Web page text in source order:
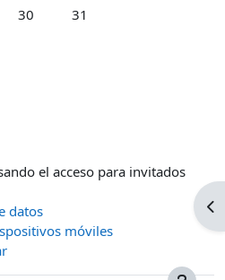
28 octubre
miércoles, 29 octubre
Sin eventos, jueves, 30 octubre
30 Sin eventos, viernes, 31
31
el acceso para invitados
datos
móviles